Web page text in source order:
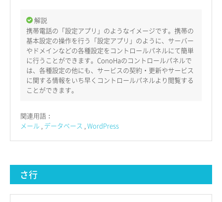
解説
携帯電話の「設定アプリ」のようなイメージです。携帯の
基本設定の操作を行う「設定アプリ」のように、サーバー
やドメインなどの各種設定をコントロールパネルにて簡単
に行うことができます。ConoHaのコントロールパネルで
は、各種設定の他にも、サービスの契約・更新やサービス
に関する情報をいち早くコントロールパネルより閲覧する
ことができます。
関連用語：
メール データベース WordPress
さ行